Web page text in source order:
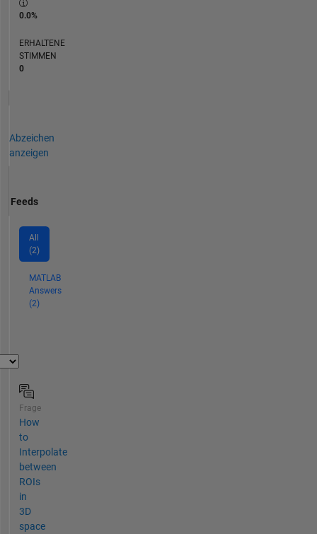
0.0%
ERHALTENE
STIMMEN
0
Abzeichen
anzeigen
Feeds
All
(2)
MATLAB
Answers
(2)
Frage
How
to
Interpolate
between
ROIs
in
3D
space